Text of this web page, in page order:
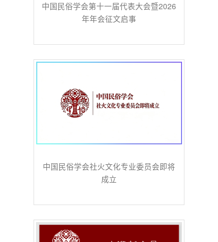
中国民俗学会第十一届代表大会暨2026
年年会征文启事
中国民俗学会社火文化专业委员会即将
成立